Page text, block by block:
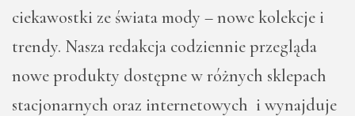
ciekawostki ze świata mody – nowe kolekcje i
trendy. Nasza redakcja codziennie przegląda
nowe produkty dostępne w różnych sklepach
stacjonarnych oraz internetowych i wynajduje